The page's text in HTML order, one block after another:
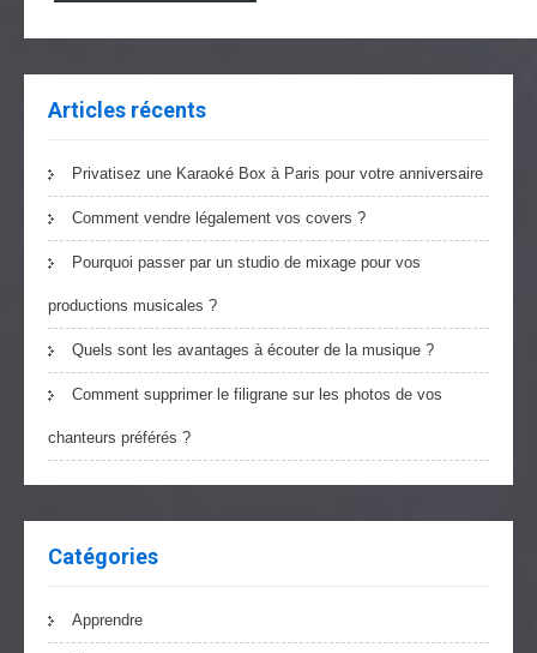
Articles récents
Privatisez une Karaoké Box à Paris pour votre anniversaire
Comment vendre légalement vos covers ?
Pourquoi passer par un studio de mixage pour vos
productions musicales ?
Quels sont les avantages à écouter de la musique ?
Comment supprimer le filigrane sur les photos de vos
chanteurs préférés ?
Catégories
Apprendre